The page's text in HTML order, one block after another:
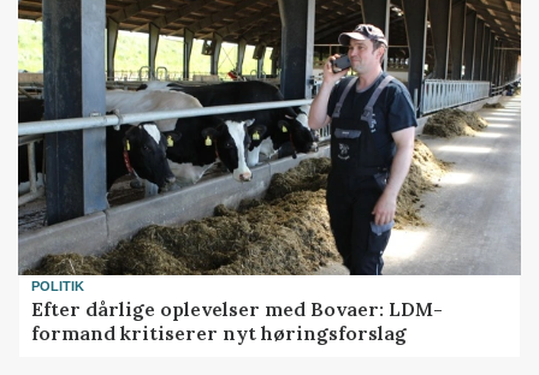
POLITIK
Efter dårlige oplevelser med Bovaer: LDM-
formand kritiserer nyt høringsforslag